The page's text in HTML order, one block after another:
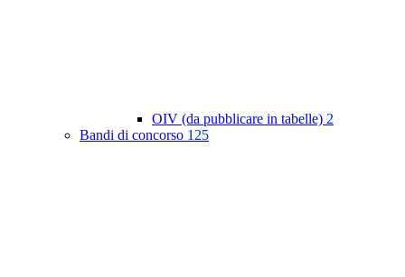
OIV (da pubblicare in tabelle) 2
Bandi di concorso 125